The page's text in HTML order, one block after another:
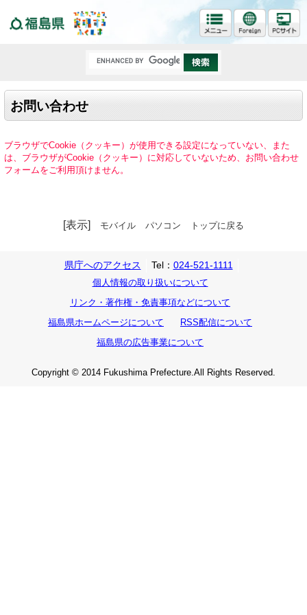
お問い合わせ
ブラウザでCookie（クッキー）が使用できる設定になっていない、また
は、ブラウザがCookie（クッキー）に対応していないため、お問い合わせ
フォームをご利用頂けません。
[表示] モバイル パソコン トップに戻る
県庁へのアクセス Tel： 024-521-1111
個人情報の取り扱いについて
リンク・著作権・免責事項などについて
福島県ホームページについて
RSS配信について
福島県の広告事業について
Copyright © 2014 Fukushima Prefecture.All Rights Reserved.